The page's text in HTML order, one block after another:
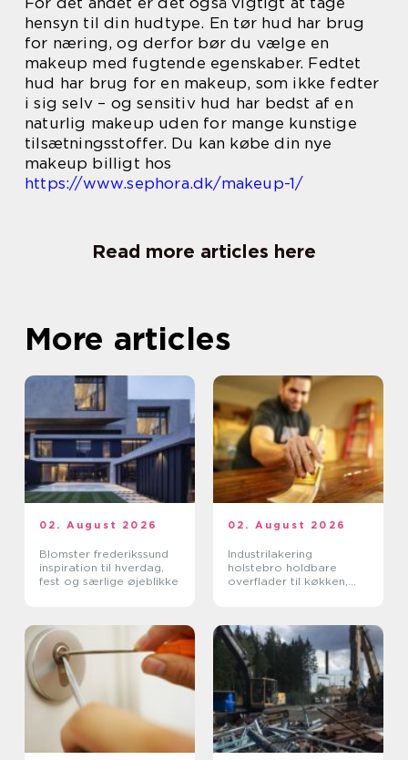
hensyn til din hudtype. En tør hud har brug
for næring, og derfor bør du vælge en
makeup med fugtende egenskaber. Fedtet
hud har brug for en makeup, som ikke fedter
i sig selv – og sensitiv hud har bedst af en
naturlig makeup uden for mange kunstige
tilsætningsstoffer. Du kan købe din nye
makeup billigt hos
https://www.sephora.dk/makeup-1/
Read more articles here
More articles
02. August 2026
Blomster frederikssund
inspiration til hverdag,
fest og særlige øjeblikke
02. August 2026
Industrilakering
holstebro holdbare
overflader til køkken,